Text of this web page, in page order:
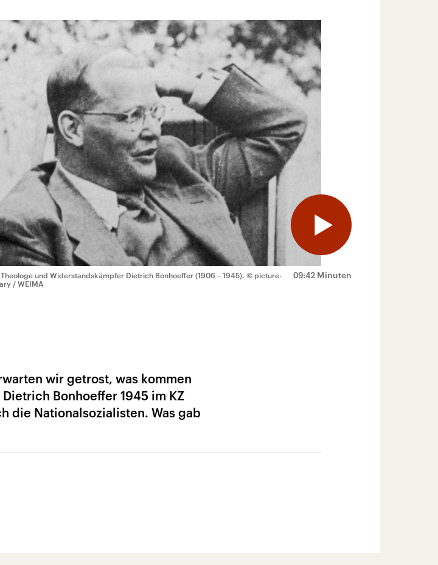
09:42 Minuten
und Widerstandskämpfer Dietrich Bonhoeffer (1906 – 1945). © picture-
/ WEIMA
wir getrost, was kommen
Bonhoeffer 1945 im KZ
die Nationalsozialisten. Was gab